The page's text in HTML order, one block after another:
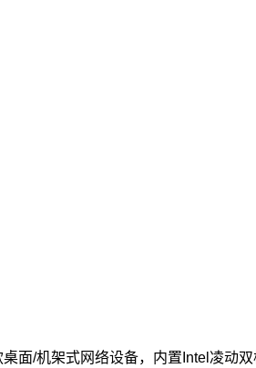
面/机架式网络设备，内置Intel凌动